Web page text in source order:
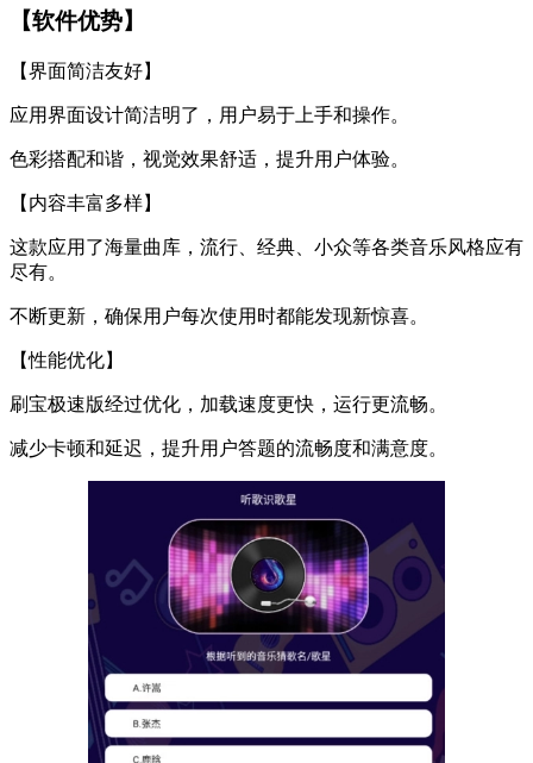
【软件优势】
【界面简洁友好】
应用界面设计简洁明了，用户易于上手和操作。
色彩搭配和谐，视觉效果舒适，提升用户体验。
【内容丰富多样】
这款应用了海量曲库，流行、经典、小众等各类音乐风格应有
尽有。
不断更新，确保用户每次使用时都能发现新惊喜。
【性能优化】
刷宝极速版经过优化，加载速度更快，运行更流畅。
减少卡顿和延迟，提升用户答题的流畅度和满意度。